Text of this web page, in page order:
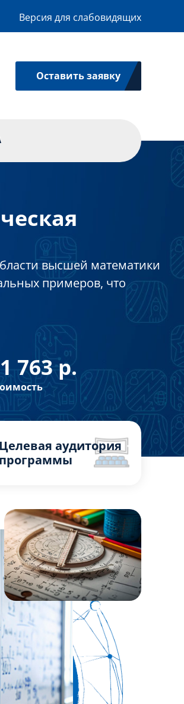
Версия для слабовидящих
Оставить заявку
обучение
высшей математики
примеров, что
763р.
Целевая аудитория
программы